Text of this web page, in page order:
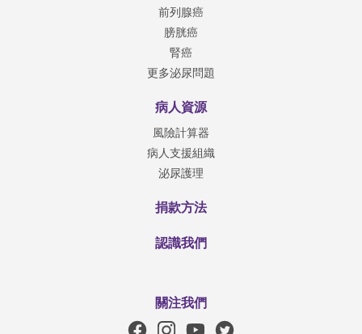
前列腺癌
膀胱癌
腎癌
更多泌尿問題
病人資源
風險計算器
病人支援組織
泌尿護理
捐款方法
認識我們
關注我們